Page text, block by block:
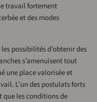
travail fortement
et des modes
possibilités d’obtenir des
s’amenuisent tout
une place valorisée et
L’un des postulats forts
que les conditions de